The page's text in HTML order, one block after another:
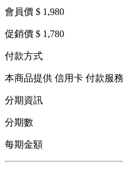
會員價 $ 1,980
促銷價 $ 1,780
付款方式
本商品提供 信用卡 付款服務
分期資訊
分期數
每期金額